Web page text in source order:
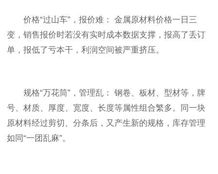
价格“过山车”，报价难： 金属原材料价格一日三
变，销售报价时若没有实时成本数据支撑，报高了丢订
单，报低了亏本干，利润空间被严重挤压。
规格“万花筒”，管理乱： 钢卷、板材、型材等，牌
号、材质、厚度、宽度、长度等属性组合繁多。同一块
原材料经过剪切、分条后，又产生新的规格，库存管理
如同“一团乱麻”。